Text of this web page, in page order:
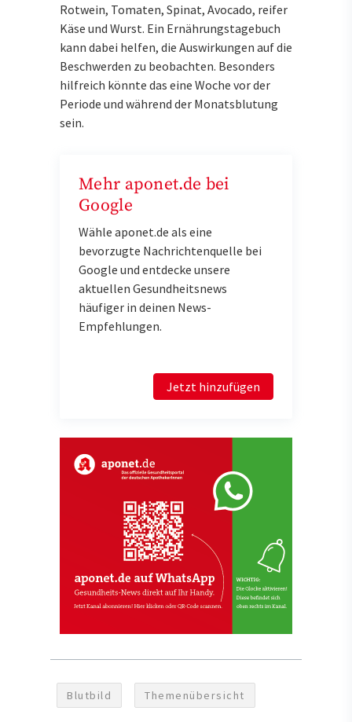
Rotwein, Tomaten, Spinat, Avocado, reifer
Käse und Wurst. Ein Ernährungstagebuch
kann dabei helfen, die Auswirkungen auf die
Beschwerden zu beobachten. Besonders
hilfreich könnte das eine Woche vor der
Periode und während der Monatsblutung
sein.
Mehr aponet.de bei
Google
Wähle aponet.de als eine
bevorzugte Nachrichtenquelle bei
Google und entdecke unsere
aktuellen Gesundheitsnews
häufiger in deinen News-
Empfehlungen.
Jetzt hinzufügen
Blutbild Themenübersicht